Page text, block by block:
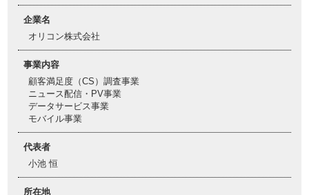
企業名
オリコン株式会社
事業内容
顧客満足度（CS）調査事業
ニュース配信・PV事業
データサービス事業
モバイル事業
代表者
小池 恒
所在地